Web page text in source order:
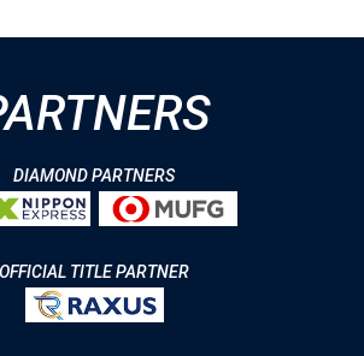
DIAMOND PARTNERS
OFFICIAL TITLE PARTNER